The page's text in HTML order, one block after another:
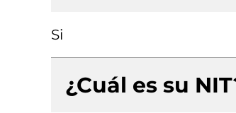
Si
¿Cuál es su